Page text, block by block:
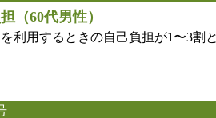
（60代男性）
利用するときの自己負担が1〜3割